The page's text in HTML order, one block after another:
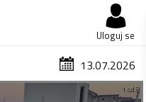
Uloguj se
13.07.2026
1 od 8